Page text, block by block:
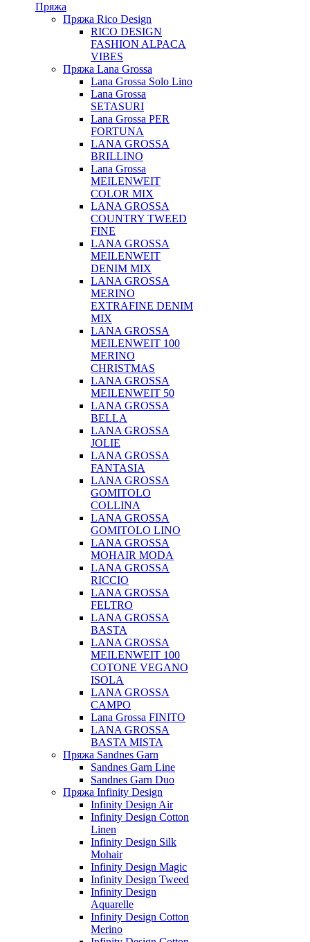
Пряжа
Пряжа Rico Design
RICO DESIGN
FASHION ALPACA
VIBES
Пряжа Lana Grossa
Lana Grossa Solo Lino
Lana Grossa
SETASURI
Lana Grossa PER
FORTUNA
LANA GROSSA
BRILLINO
Lana Grossa
MEILENWEIT
COLOR MIX
LANA GROSSA
COUNTRY TWEED
FINE
LANA GROSSA
MEILENWEIT
DENIM MIX
LANA GROSSA
MERINO
EXTRAFINE DENIM
MIX
LANA GROSSA
MEILENWEIT 100
MERINO
CHRISTMAS
LANA GROSSA
MEILENWEIT 50
LANA GROSSA
BELLA
LANA GROSSA
JOLIE
LANA GROSSA
FANTASIA
LANA GROSSA
GOMITOLO
COLLINA
LANA GROSSA
GOMITOLO LINO
LANA GROSSA
MOHAIR MODA
LANA GROSSA
RICCIO
LANA GROSSA
FELTRO
LANA GROSSA
BASTA
LANA GROSSA
MEILENWEIT 100
COTONE VEGANO
ISOLA
LANA GROSSA
CAMPO
Lana Grossa FINITO
LANA GROSSA
BASTA MISTA
Пряжа Sandnes Garn
Sandnes Garn Line
Sandnes Garn Duo
Пряжа Infinity Design
Infinity Design Air
Infinity Design Cotton
Linen
Infinity Design Silk
Mohair
Infinity Design Magic
Infinity Design Tweed
Infinity Design
Aquarelle
Infinity Design Cotton
Merino